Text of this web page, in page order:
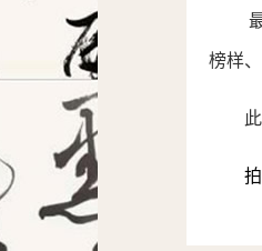
榜样